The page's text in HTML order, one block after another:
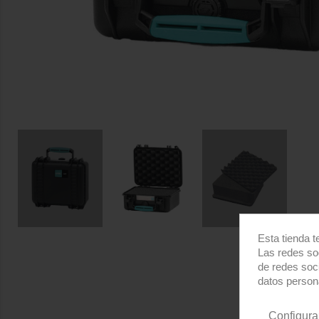
Esta tienda
Las redes
de redes
datos